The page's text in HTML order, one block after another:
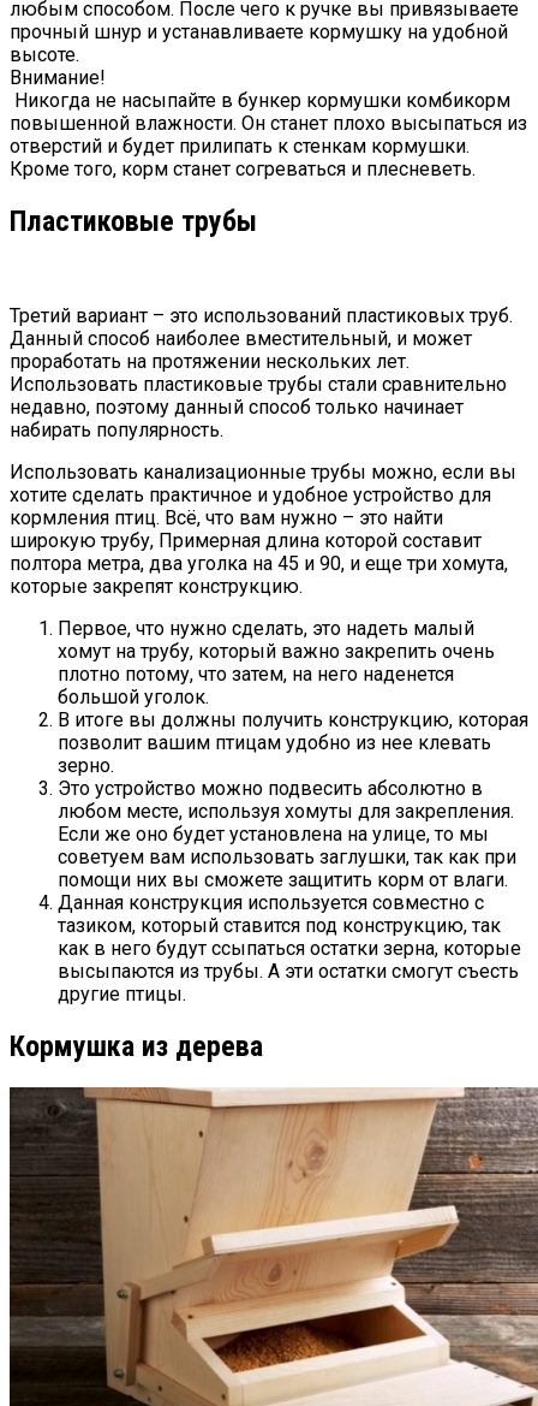
любым способом. После чего к ручке вы привязываете
прочный шнур и устанавливаете кормушку на удобной
высоте.
Внимание!
Никогда не насыпайте в бункер кормушки комбикорм
повышенной влажности. Он станет плохо высыпаться из
отверстий и будет прилипать к стенкам кормушки.
Кроме того, корм станет согреваться и плесневеть.
Пластиковые трубы
Третий вариант – это использований пластиковых труб.
Данный способ наиболее вместительный, и может
проработать на протяжении нескольких лет.
Использовать пластиковые трубы стали сравнительно
недавно, поэтому данный способ только начинает
набирать популярность.
Использовать канализационные трубы можно, если вы
хотите сделать практичное и удобное устройство для
кормления птиц. Всё, что вам нужно – это найти
широкую трубу, Примерная длина которой составит
полтора метра, два уголка на 45 и 90, и еще три хомута,
которые закрепят конструкцию.
Первое, что нужно сделать, это надеть малый
хомут на трубу, который важно закрепить очень
плотно потому, что затем, на него наденется
большой уголок.
В итоге вы должны получить конструкцию, которая
позволит вашим птицам удобно из нее клевать
зерно.
Это устройство можно подвесить абсолютно в
любом месте, используя хомуты для закрепления.
Если же оно будет установлена на улице, то мы
советуем вам использовать заглушки, так как при
помощи них вы сможете защитить корм от влаги.
Данная конструкция используется совместно с
тазиком, который ставится под конструкцию, так
как в него будут ссыпаться остатки зерна, которые
высыпаются из трубы. А эти остатки смогут съесть
другие птицы.
Кормушка из дерева